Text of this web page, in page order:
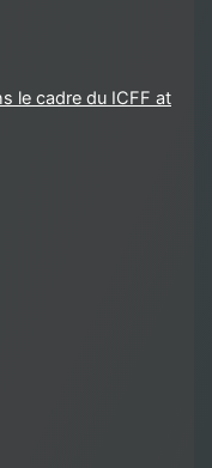
le cadre du ICFF at